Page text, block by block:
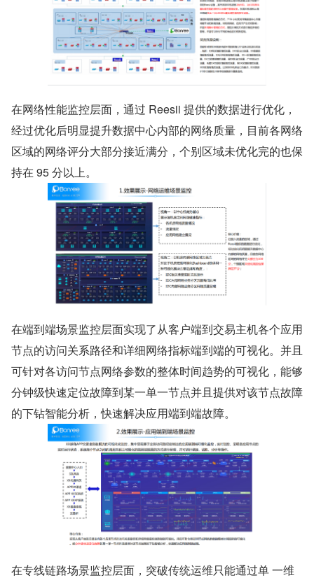
在网络性能监控层面，通过 Reesii 提供的数据进行优化，
经过优化后明显提升数据中心内部的网络质量，目前各网络
区域的网络评分大部分接近满分，个别区域未优化完的也保
持在 95 分以上。
在端到端场景监控层面实现了从客户端到交易主机各个应用
节点的访问关系路径和详细网络指标端到端的可视化。并且
可针对各访问节点网络参数的整体时间趋势的可视化，能够
分钟级快速定位故障到某一单一节点并且提供对该节点故障
的下钻智能分析，快速解决应用端到端故障。
在专线链路场景监控层面，突破传统运维只能通过单 一维